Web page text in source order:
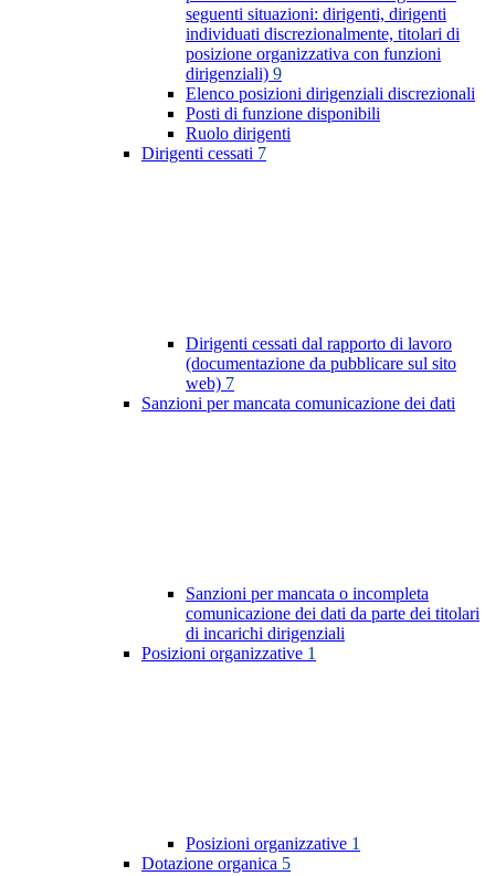
seguenti situazioni: dirigenti, dirigenti
individuati discrezionalmente, titolari di
posizione organizzativa con funzioni
dirigenziali) 9
Elenco posizioni dirigenziali discrezionali
Posti di funzione disponibili
Ruolo dirigenti
Dirigenti cessati 7
Dirigenti cessati dal rapporto di lavoro
(documentazione da pubblicare sul sito
web) 7
Sanzioni per mancata comunicazione dei dati
Sanzioni per mancata o incompleta
comunicazione dei dati da parte dei titolari
di incarichi dirigenziali
Posizioni organizzative 1
Posizioni organizzative 1
Dotazione organica 5